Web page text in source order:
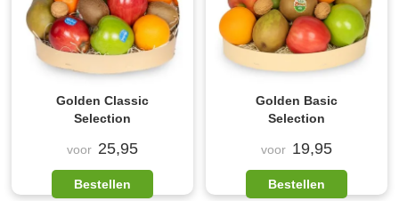
Golden Classic
Selection
voor 25,95
Bestellen
Golden Basic
Selection
voor 19,95
Bestellen